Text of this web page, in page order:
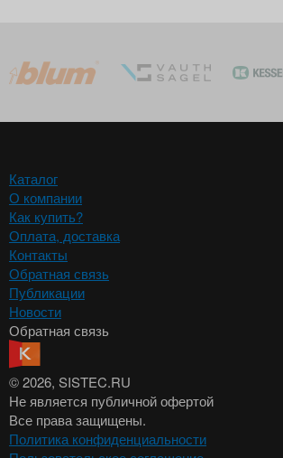
Каталог
О компании
Как купить?
Оплата, доставка
Контакты
Обратная связь
Публикации
Новости
Обратная связь
© 2026, SISTEC.RU
Не является публичной офертой
Все права защищены.
Политика конфиденциальности